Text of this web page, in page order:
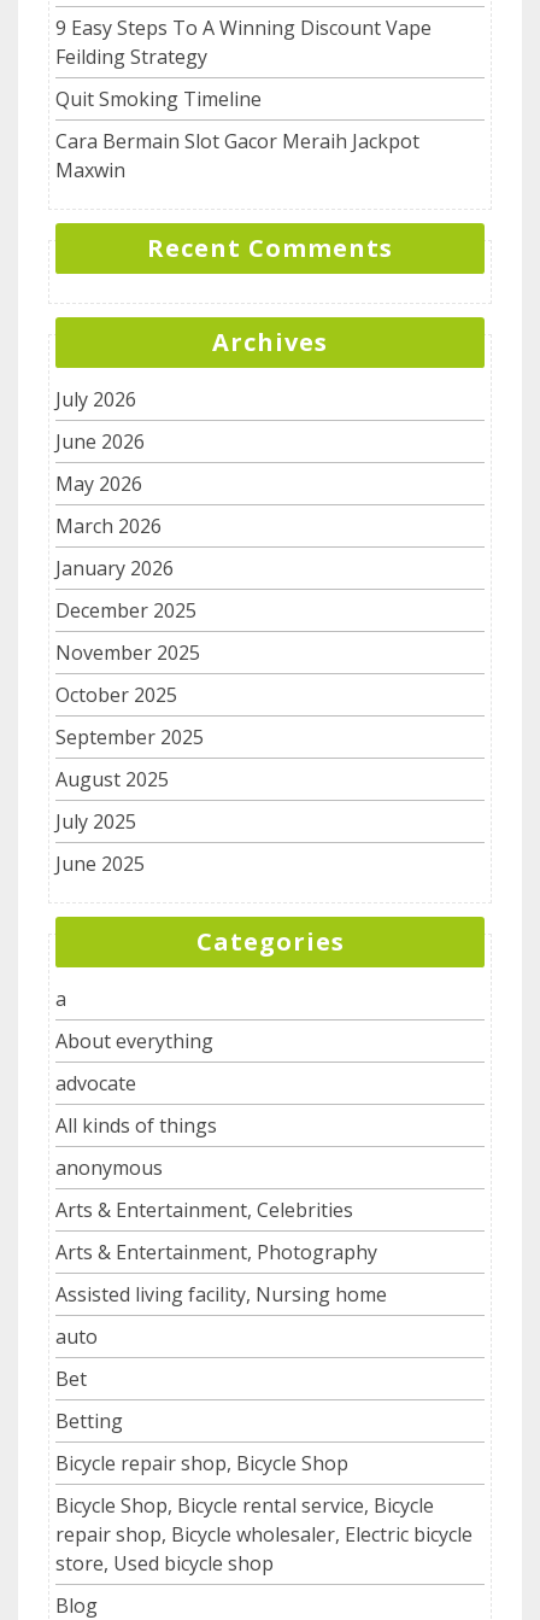
9 Easy Steps To A Winning Discount Vape
Feilding Strategy
Quit Smoking Timeline
Cara Bermain Slot Gacor Meraih Jackpot
Maxwin
Recent Comments
Archives
July 2026
June 2026
May 2026
March 2026
January 2026
December 2025
November 2025
October 2025
September 2025
August 2025
July 2025
June 2025
Categories
a
About everything
advocate
All kinds of things
anonymous
Arts & Entertainment, Celebrities
Arts & Entertainment, Photography
Assisted living facility, Nursing home
auto
Bet
Betting
Bicycle repair shop, Bicycle Shop
Bicycle Shop, Bicycle rental service, Bicycle
repair shop, Bicycle wholesaler, Electric bicycle
store, Used bicycle shop
Blog